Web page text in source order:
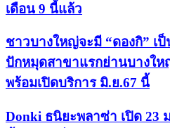
เดือน 9 นี้แล้ว
ชาวบางใหญ่จะมี “ดองกิ” เป็
ปักหมุดสาขาแรกย่านบางให
พร้อมเปิดบริการ มิ.ย.67 นี้
Donki ธนิยะพลาซ่า เปิด 23